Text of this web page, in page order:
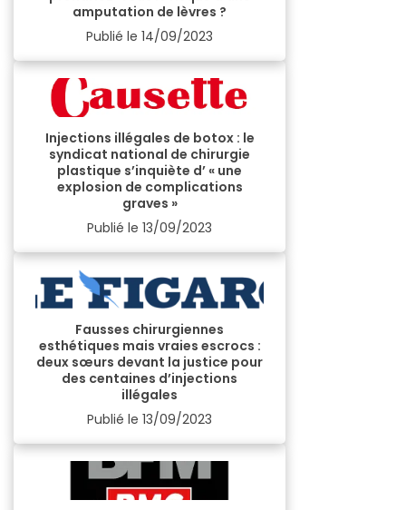
amputation de lèvres ?
Publié le 14/09/2023
Injections illégales de botox : le
syndicat national de chirurgie
plastique s’inquiète d’ « une
explosion de complications
graves »
Publié le 13/09/2023
Fausses chirurgiennes
esthétiques mais vraies escrocs :
deux sœurs devant la justice pour
des centaines d’injections
illégales
Publié le 13/09/2023